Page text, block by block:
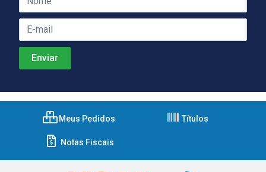
Meus Pedidos Títulos
Notas Fiscais